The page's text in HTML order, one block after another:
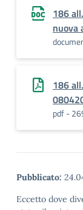
186
nuova
186
pdf -
Pubblicato:
Eccetto dove